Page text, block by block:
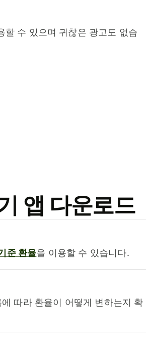
할 수 있으며 귀찮은 광고도 없습
앱 다운로드
준 환율을 이용할 수 있습니다.
따라 환율이 어떻게 변하는지 확